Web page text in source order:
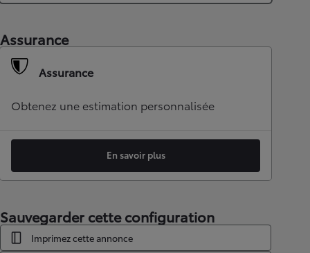
Assurance
Assurance
Obtenez une estimation personnalisée
En savoir plus
Sauvegarder cette configuration
Imprimez cette annonce